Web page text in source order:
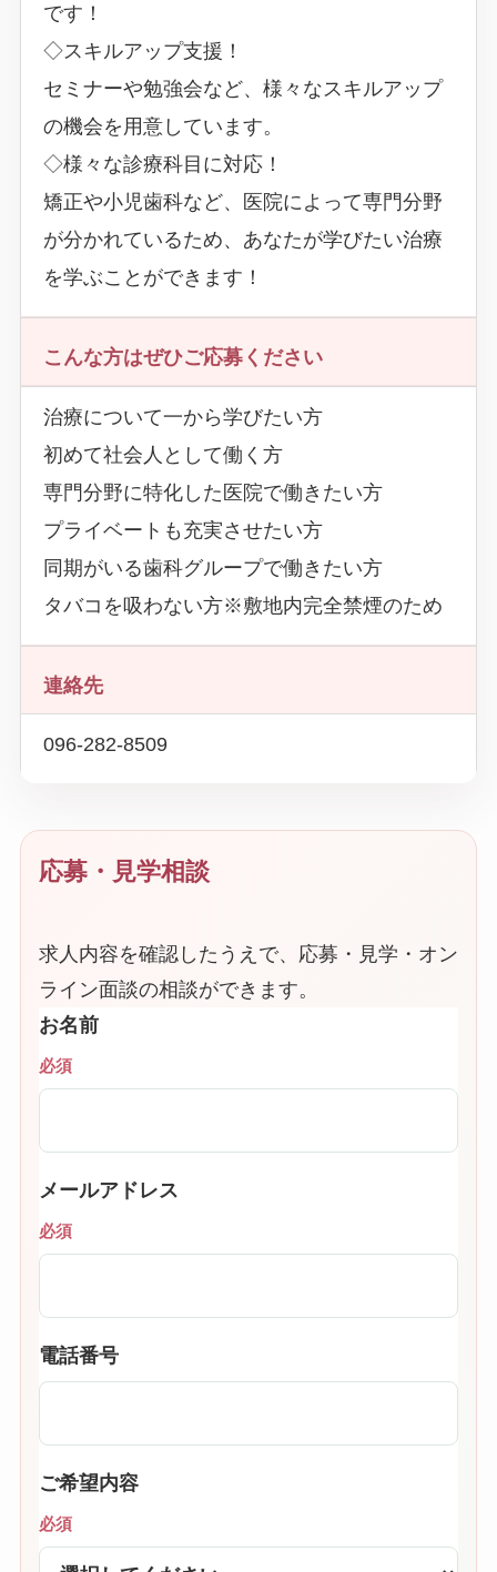
です！
◇スキルアップ支援！
セミナーや勉強会など、様々なスキルアップ
の機会を用意しています。
◇様々な診療科目に対応！
矯正や小児歯科など、医院によって専門分野
が分かれているため、あなたが学びたい治療
を学ぶことができます！
こんな方はぜひご応募ください
治療について一から学びたい方
初めて社会人として働く方
専門分野に特化した医院で働きたい方
プライベートも充実させたい方
同期がいる歯科グループで働きたい方
タバコを吸わない方※敷地内完全禁煙のため
連絡先
096-282-8509
応募・見学相談
求人内容を確認したうえで、応募・見学・オン
ライン面談の相談ができます。
お名前
必須
メールアドレス
必須
電話番号
ご希望内容
必須